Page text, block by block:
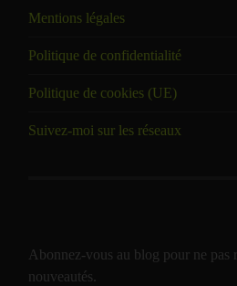
Mentions légales
Politique de confidentialité
Politique de cookies (UE)
Suivez-moi sur les réseaux
Abonnez-vous au blog pour ne pas
nouveautés.